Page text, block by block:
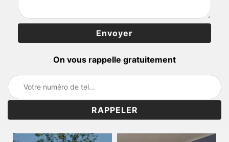
On vous rappelle gratuitement